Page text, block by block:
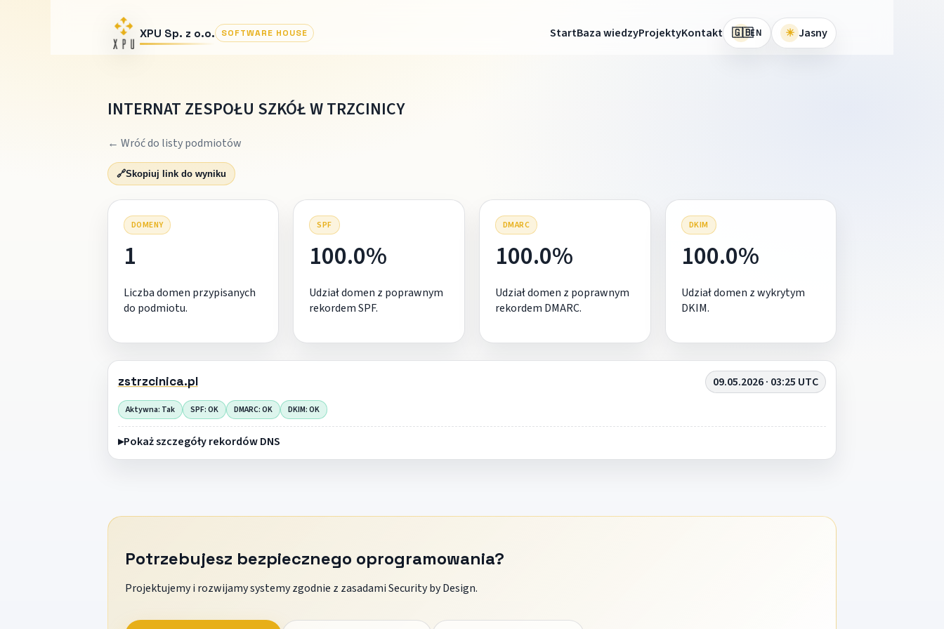
XPU Sp. z o.o. SOFTWARE HOUSE StartBaza wiedzyProjektyKontakt 🇬🇧EN ☀ Jasny
INTERNAT ZESPOŁU SZKÓŁ W TRZCINICY
← Wróć do listy podmiotów
🔗Skopiuj link do wyniku
DOMENY
1
Liczba domen przypisanych
do podmiotu.
SPF
100.0%
Udział domen z poprawnym
rekordem SPF.
DMARC
100.0%
Udział domen z poprawnym
rekordem DMARC.
DKIM
100.0%
Udział domen z wykrytym
DKIM.
zstrzcinica.pl 09.05.2026 · 03:25 UTC
Aktywna: Tak SPF: OK DMARC: OK DKIM: OK
Pokaż szczegóły rekordów DNS
Potrzebujesz bezpiecznego oprogramowania?
Projektujemy i rozwijamy systemy zgodnie z zasadami Security by Design.